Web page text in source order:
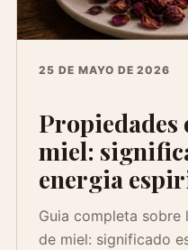
25 DE MAYO DE 2026
Propiedades
miel:
energia
Guia completa sobre
de miel: significado